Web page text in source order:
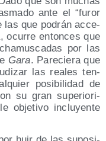
ante el
furor
las que podrán acce­
ocu­rre enton­ces que
por las
Gara. Pare­cie­ra que
las reales ten­
posi­bi­li­dad de
su gran supe­rio­ri­
obje­ti­vo inclu­yen­te